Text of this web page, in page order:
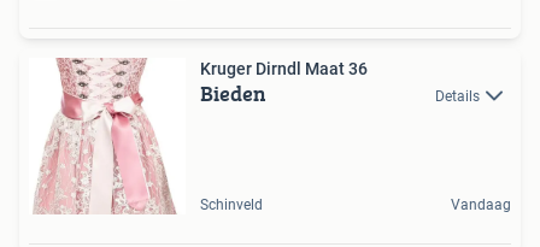
Kruger Dirndl Maat 36
Bieden Details
Schinveld Vandaag